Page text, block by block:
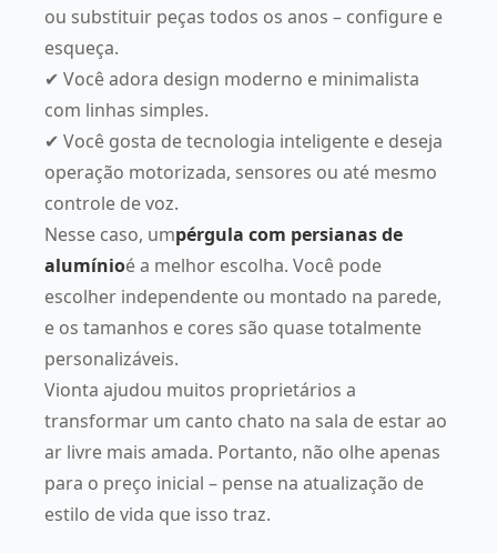
ou substituir peças todos os anos – configure e
esqueça.
✔ Você adora design moderno e minimalista
com linhas simples.
✔ Você gosta de tecnologia inteligente e deseja
operação motorizada, sensores ou até mesmo
controle de voz.
Nesse caso, umpérgula com persianas de
alumínioé a melhor escolha. Você pode
escolher independente ou montado na parede,
e os tamanhos e cores são quase totalmente
personalizáveis.
Vionta ajudou muitos proprietários a
transformar um canto chato na sala de estar ao
ar livre mais amada. Portanto, não olhe apenas
para o preço inicial – pense na atualização de
estilo de vida que isso traz.